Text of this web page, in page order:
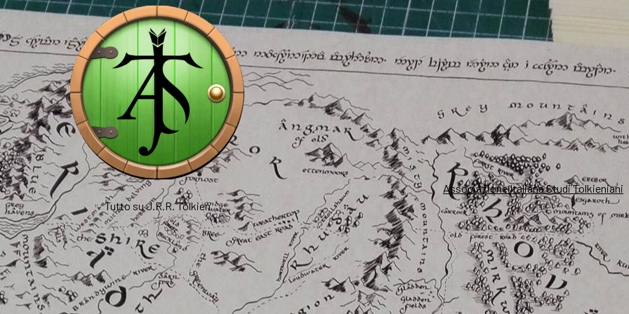
Associazione Italiana Studi Tolkieniani
Tutto su J.R.R. Tolkien